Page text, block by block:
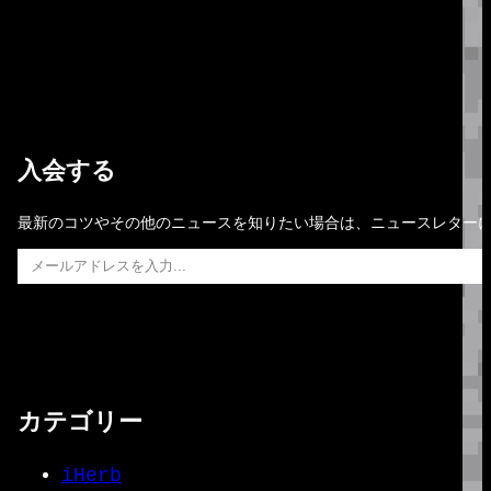
入会する
最新のコツやその他のニュースを知りたい場合は、ニュースレター
メールアドレスを入力…
カテゴリー
iHerb